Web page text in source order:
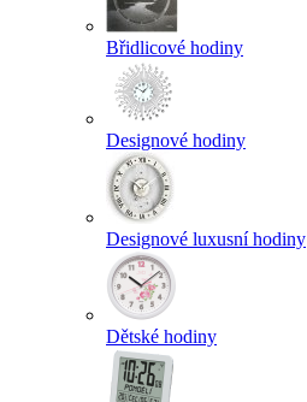
Břidlicové hodiny
Designové hodiny
Designové luxusní hodiny
Dětské hodiny